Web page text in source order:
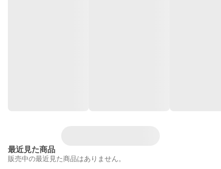
最近見た商品
販売中の最近見た商品はありません。